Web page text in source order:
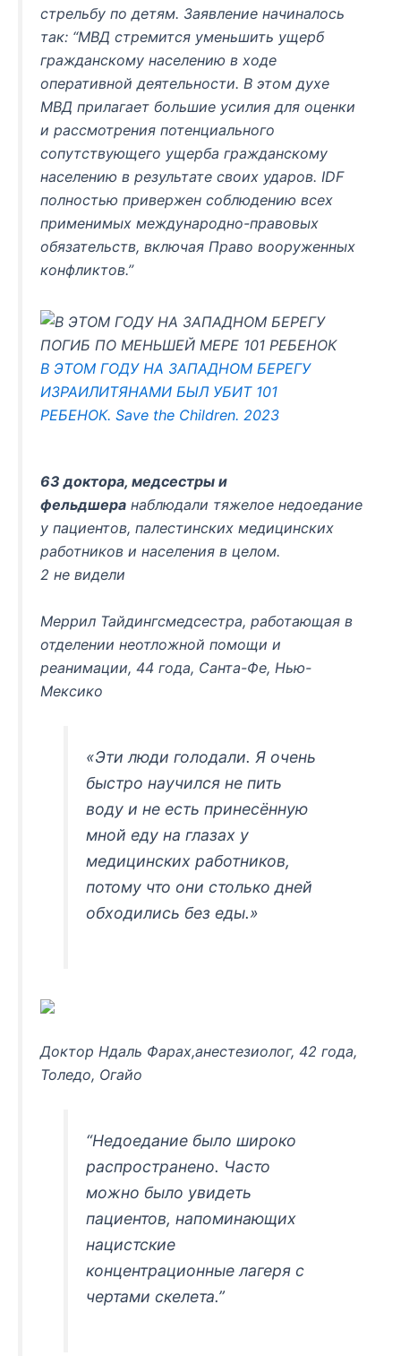
стрельбу по детям. Заявление начиналось
так: “МВД стремится уменьшить ущерб
гражданскому населению в ходе
оперативной деятельности. В этом духе
МВД прилагает большие усилия для оценки
и рассмотрения потенциального
сопутствующего ущерба гражданскому
населению в результате своих ударов. IDF
полностью привержен соблюдению всех
применимых международно-правовых
обязательств, включая Право вооруженных
конфликтов.”
В ЭТОМ ГОДУ НА ЗАПАДНОМ БЕРЕГУ
ИЗРАИЛИТЯНАМИ БЫЛ УБИТ 101
РЕБЕНОК. Save the Children. 2023
63 доктора, медсестры и
фельдшера наблюдали тяжелое недоедание
у пациентов, палестинских медицинских
работников и населения в целом.
2 не видели
Меррил Тайдингсмедсестра, работающая в
отделении неотложной помощи и
реанимации, 44 года, Санта-Фе, Нью-
Мексико
«Эти люди голодали. Я очень
быстро научился не пить
воду и не есть принесённую
мной еду на глазах у
медицинских работников,
потому что они столько дней
обходились без еды.»
Доктор Ндаль Фарах,анестезиолог, 42 года,
Толедо, Огайо
“Недоедание было широко
распространено. Часто
можно было увидеть
пациентов, напоминающих
нацистские
концентрационные лагеря с
чертами скелета.”